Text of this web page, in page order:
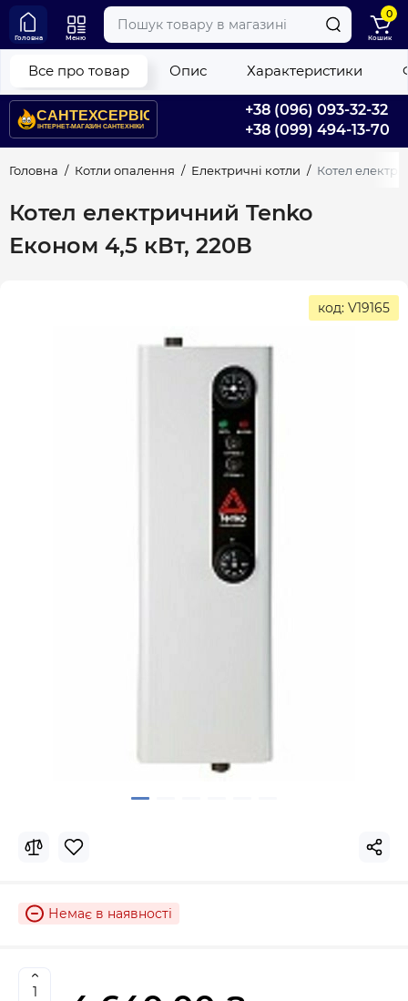
+38 (096) 093-32-32
+38 (099) 494-13-70
Головна Меню
0
Кошик
Головна Котли опалення Електричні котли Котел
Котел електричний Tenko
Економ 4,5 кВт, 220В
Все про товар Опис Характеристики
код: V19165
Немає в наявності